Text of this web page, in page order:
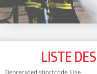
LISTE
Deprecated shortcode. Use